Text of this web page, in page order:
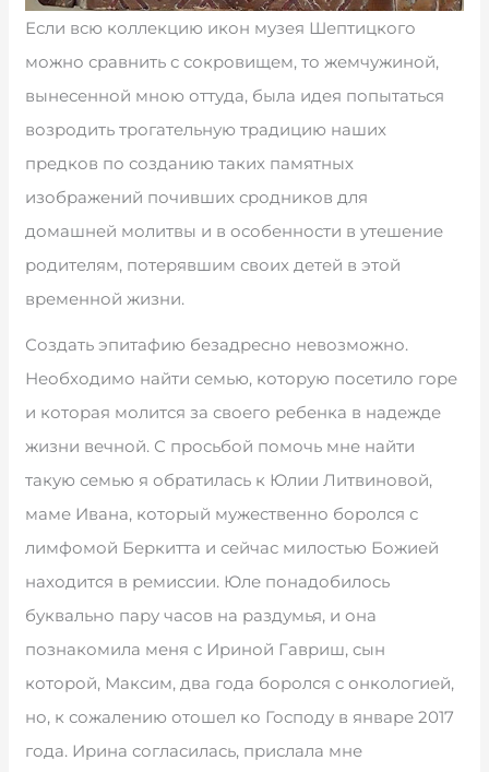
Если всю коллекцию икон музея Шептицкого
можно сравнить с сокровищем, то жемчужиной,
вынесенной мною оттуда, была идея попытаться
возродить трогательную традицию наших
предков по созданию таких памятных
изображений почивших сродников для
домашней молитвы и в особенности в утешение
родителям, потерявшим своих детей в этой
временной жизни.
Создать эпитафию безадресно невозможно.
Необходимо найти семью, которую посетило горе
и которая молится за своего ребенка в надежде
жизни вечной. С просьбой помочь мне найти
такую семью я обратилась к Юлии Литвиновой,
маме Ивана, который мужественно боролся с
лимфомой Беркитта и сейчас милостью Божией
находится в ремиссии. Юле понадобилось
буквально пару часов на раздумья, и она
познакомила меня с Ириной Гавриш, сын
которой, Максим, два года боролся с онкологией,
но, к сожалению отошел ко Господу в январе 2017
года. Ирина согласилась, прислала мне